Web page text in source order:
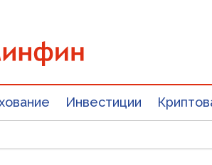
Инвестиции